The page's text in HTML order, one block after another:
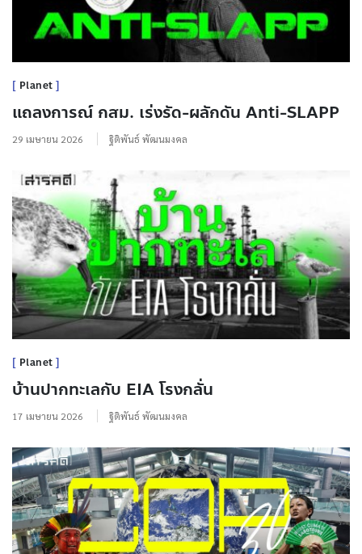
Planet
แถลงการณ์ กสม. เร่งรัด-ผลักดัน Anti-SLAPP
29 เมษายน 2026 ฐิติพันธ์ พัฒนมงคล
Planet
บ้านปากทะเลกับ EIA โรงกลั่น
17 เมษายน 2026 ฐิติพันธ์ พัฒนมงคล